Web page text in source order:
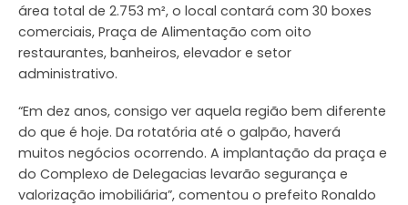
área total de 2.753 m², o local contará com 30 boxes
comerciais, Praça de Alimentação com oito
restaurantes, banheiros, elevador e setor
administrativo.
“Em dez anos, consigo ver aquela região bem diferente
do que é hoje. Da rotatória até o galpão, haverá
muitos negócios ocorrendo. A implantação da praça e
do Complexo de Delegacias levarão segurança e
valorização imobiliária”, comentou o prefeito Ronaldo